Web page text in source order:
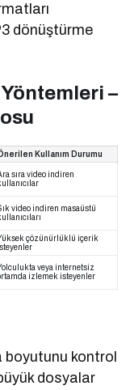
dönüştürme
–
Kullanım Durumu
sıra video indiren
video indiren masaüstü
çözünürlüklü içerik
veya internetsiz
izlemek isteyenler
kontrol
dosyalar